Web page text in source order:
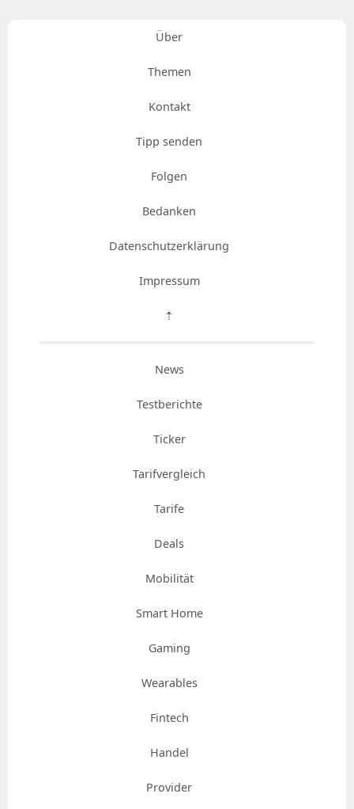
Über
Themen
Kontakt
Tipp senden
Folgen
Bedanken
Datenschutzerklärung
Impressum
⇡
News
Testberichte
Ticker
Tarifvergleich
Tarife
Deals
Mobilität
Smart Home
Gaming
Wearables
Fintech
Handel
Provider